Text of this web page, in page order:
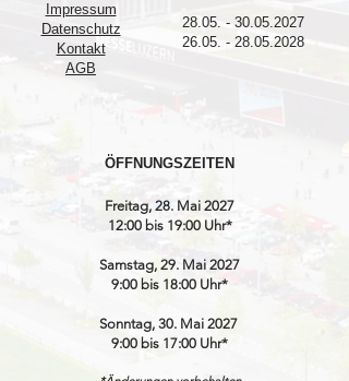
Impressum
Datenschutz
Kontakt
AGB
28.05. - 30.05.2027
26.05. - 28.05.2028
ÖFFNUNGSZEITEN
Freitag, 28. Mai 2027
12:00 bis 19:00 Uhr*
Samstag, 29. Mai 2027
9:00 bis 18:00 Uhr*
Sonntag, 30. Mai 2027
9:00 bis 17:00 Uhr*